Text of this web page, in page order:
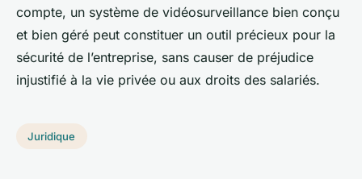
compte, un système de vidéosurveillance bien conçu
et bien géré peut constituer un outil précieux pour la
sécurité de l’entreprise, sans causer de préjudice
injustifié à la vie privée ou aux droits des salariés.
Juridique